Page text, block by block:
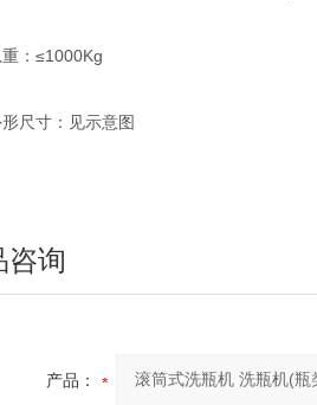
≤1000Kg
寸：见示意图
咨询
产品：